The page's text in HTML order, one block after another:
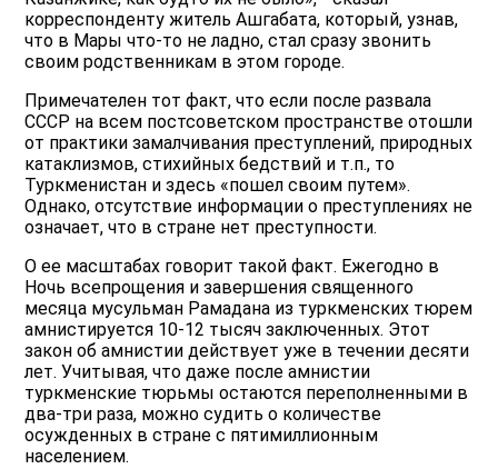
корреспонденту житель Ашгабата, который, узнав,
что в Мары что-то не ладно, стал сразу звонить
своим родственникам в этом городе.
Примечателен тот факт, что если после развала
СССР на всем постсоветском пространстве отошли
от практики замалчивания преступлений, природных
катаклизмов, стихийных бедствий и т.п., то
Туркменистан и здесь «пошел своим путем».
Однако, отсутствие информации о преступлениях не
означает, что в стране нет преступности.
О ее масштабах говорит такой факт. Ежегодно в
Ночь всепрощения и завершения священного
месяца мусульман Рамадана из туркменских тюрем
амнистируется 10-12 тысяч заключенных. Этот
закон об амнистии действует уже в течении десяти
лет. Учитывая, что даже после амнистии
туркменские тюрьмы остаются переполненными в
два-три раза, можно судить о количестве
осужденных в стране с пятимиллионным
населением.